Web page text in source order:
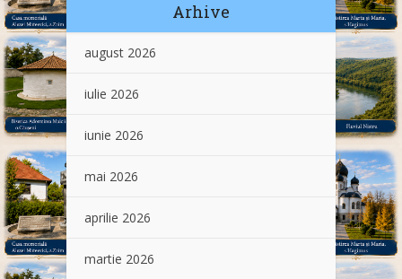
Arhive
august 2026
iulie 2026
iunie 2026
mai 2026
aprilie 2026
martie 2026